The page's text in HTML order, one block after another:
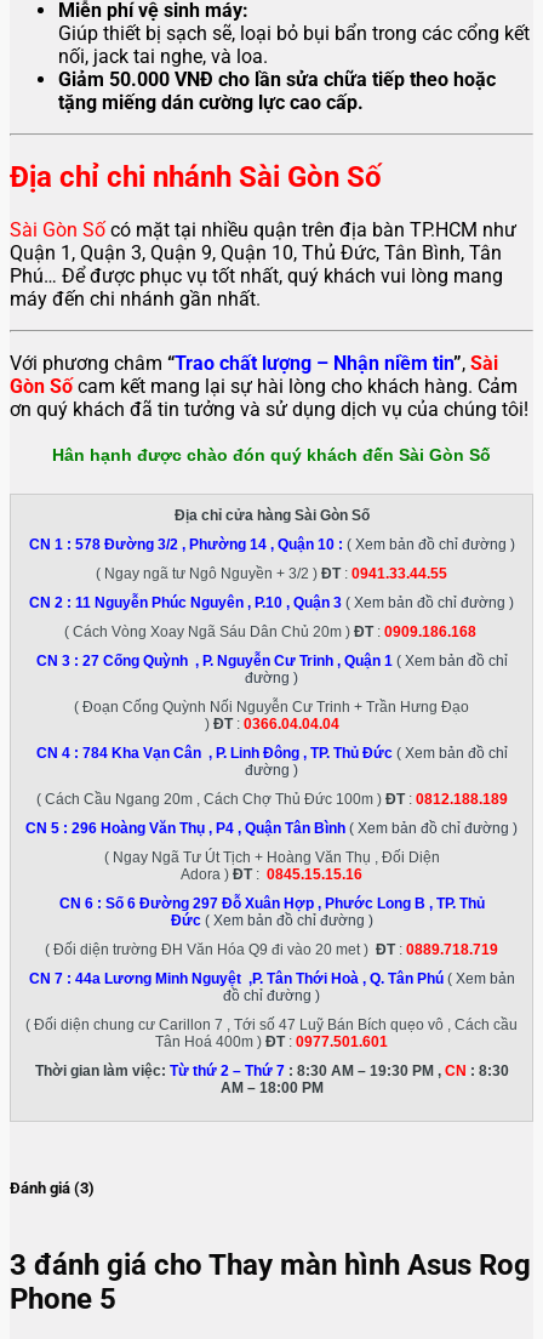
Miễn phí vệ sinh máy:
Giúp thiết bị sạch sẽ, loại bỏ bụi bẩn trong các cổng kết
nối, jack tai nghe, và loa.
Giảm 50.000 VNĐ cho lần sửa chữa tiếp theo hoặc
tặng miếng dán cường lực cao cấp.
Địa chỉ chi nhánh Sài Gòn Số
Sài Gòn Sốcó mặt tại nhiều quận trên địa bàn TP.HCM như
Quận 1, Quận 3, Quận 9, Quận 10, Thủ Đức, Tân Bình, Tân
Phú… Để được phục vụ tốt nhất, quý khách vui lòng mang
máy đến chi nhánh gần nhất.
Với phương châm “Trao chất lượng – Nhận niềm tin”, Sài
Gòn Sốcam kết mang lại sự hài lòng cho khách hàng. Cảm
ơn quý khách đã tin tưởng và sử dụng dịch vụ của chúng tôi!
Hân hạnh được chào đón quý khách đến Sài Gòn Số
Địa chỉ cửa hàng Sài Gòn Số
CN 1 : 578 Đường 3/2 , Phường 14 , Quận 10: ( Xem bản đồ chỉ đường )
( Ngay ngã tư Ngô Nguyền + 3/2 ) ĐT: 0941.33.44.55
CN 2 : 11 Nguyễn Phúc Nguyên , P.10 , Quận 3 ( Xem bản đồ chỉ đường )
( Cách Vòng Xoay Ngã Sáu Dân Chủ 20m ) ĐT: 0909.186.168
CN 3 : 27 Cống Quỳnh , P. Nguyễn Cư Trinh , Quận 1 ( Xem bản đồ chỉ
đường )
( Đoạn Cống Quỳnh Nối Nguyễn Cư Trinh + Trần Hưng Đạo
) ĐT: 0366.04.04.04
CN 4 : 784 Kha Vạn Cân , P. Linh Đông , TP. Thủ Đức( Xem bản đồ chỉ
đường )
( Cách Cầu Ngang 20m , Cách Chợ Thủ Đức 100m ) ĐT: 0812.188.189
CN 5 : 296 Hoàng Văn Thụ , P4 , Quận Tân Bình ( Xem bản đồ chỉ đường )
( Ngay Ngã Tư Út Tịch + Hoàng Văn Thụ , Đối Diện
Adora ) ĐT: 0845.15.15.16
CN 6 : Số 6 Đường 297 Đỗ Xuân Hợp , Phước Long B , TP. Thủ
Đức ( Xem bản đồ chỉ đường )
( Đối diện trường ĐH Văn Hóa Q9 đi vào 20 met ) ĐT: 0889.718.719
CN 7 : 44a Lương Minh Nguyệt ,P. Tân Thới Hoà , Q. Tân Phú ( Xem bản
đồ chỉ đường )
( Đối diện chung cư Carillon 7 , Tới số 47 Luỹ Bán Bích quẹo vô , Cách cầu
Tân Hoá 400m ) ĐT: 0977.501.601
Thời gian làm việc: Từ thứ 2 – Thứ 7: 8:30 AM – 19:30 PM , CN : 8:30
AM – 18:00 PM
Đánh giá (3)
3 đánh giá cho Thay màn hình Asus Rog
Phone 5